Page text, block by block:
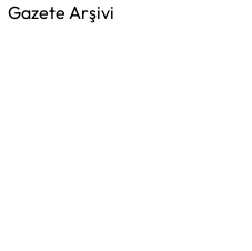
Gazete Arşivi